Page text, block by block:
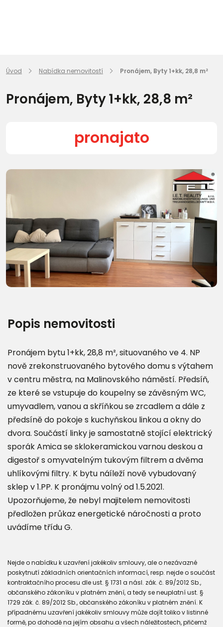
Úvod Nabídka nemovitostí Pronájem, Byty 1+kk, 28,8 m²
Pronájem, Byty 1+kk, 28,8 m²
pronajato
Další fotografie (10)
Popis nemovitosti
Pronájem bytu 1+kk, 28,8 m², situovaného ve 4. NP
nově zrekonstruovaného bytového domu s výtahem
v centru městra, na Malinovského náměstí. Předsíň,
ze které se vstupuje do koupelny se závěsným WC,
umyvadlem, vanou a skříňkou se zrcadlem a dále z
předsíně do pokoje s kuchyňskou linkou a okny do
dvora. Součástí linky je samostatně stojící elektrický
sporák Amica se sklokeramickou varnou deskou a
digestoř s omyvatelným tukovým filtrem a dvěma
uhlíkovými filtry. K bytu náíleží nově vybudovaný
sklep v 1.PP. K pronájmu volný od 1.5.2021.
Upozorňujeme, že nebyl majitelem nemovitosti
předložen průkaz energetické náročnosti a proto
uvádíme třídu G.
Nejde o nabídku k uzavření jakékoliv smlouvy, ale o nezávazné
poskytnutí základních orientačních informací, resp. nejde o součást
kontraktačního procesu dle ust. § 1731 a násl. zák. č. 89/2012 Sb.,
občanského zákoníku v platném znění, a tedy se neuplatní ust. §
1729 zák. č. 89/2012 Sb., občanského zákoníku v platném znění. K
případnému uzavření jakékoliv smlouvy může dojít toliko v listinné
formě, po dohodě na jejím obsahu a všech náležitostech, přičemž